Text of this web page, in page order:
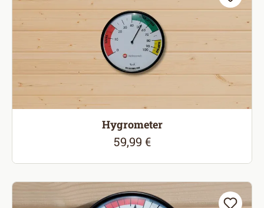
Hygrometer
Regulärer Preis:
59,99 €